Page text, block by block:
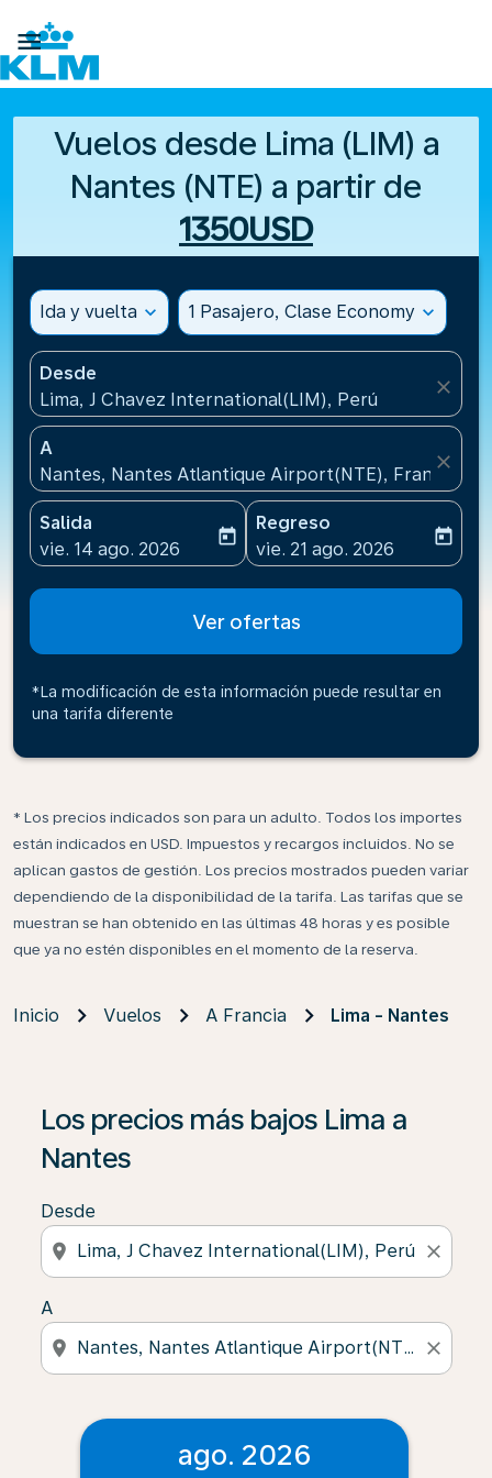

Vuelos desde Lima (LIM) a
Nantes (NTE) a partir de
1350USD
Ida y vuelta expand_more 1 Pasajero, Clase Economy expand_more
Desde
Lima, J Chavez International(LIM), Perú
close
A
Nantes, Nantes Atlantique Airport(NTE), Francia
close
Salida
fc-booking-departure-date-aria-label
vie. 14 ago. 2026
today
Regreso
fc-booking-return-date-
vie. 21 ago. 2026
today
Ver ofertas
*La modificación de esta información puede resultar en
una tarifa diferente
* Los precios indicados son para un adulto. Todos los importes
están indicados en USD. Impuestos y recargos incluidos. No se
aplican gastos de gestión. Los precios mostrados pueden variar
dependiendo de la disponibilidad de la tarifa. Las tarifas que se
muestran se han obtenido en las últimas 48 horas y es posible
que ya no estén disponibles en el momento de la reserva.
Inicio Vuelos A Francia Lima - Nantes
Los precios más bajos Lima a
Nantes
Desde
location_on close
A
location_on close
ago. 2026